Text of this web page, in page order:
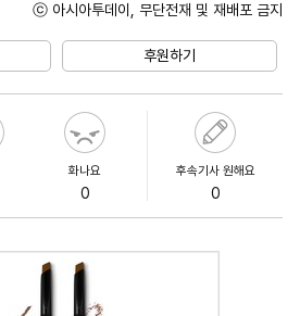
ⓒ 아시아투데이, 무단전재 및 재배포 금지
후원하기
화나요
0
후속기사 원해요
0